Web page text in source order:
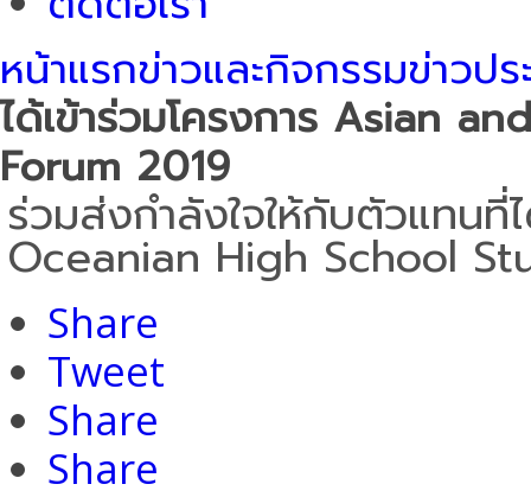
หน้าแรกข่าวและกิจกรรมข่าวป
ได้เข้าร่วมโครงการ Asian
Forum 2019
ร่วมส่งกำลังใจให้กับตัวแทนที่
Oceanian High School
Share
Tweet
Share
Share